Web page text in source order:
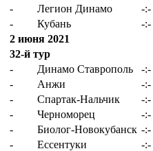
-
Легион Динамо -:-
-
Кубань -:-
2 июня 2021
32-й тур
-
Динамо Ставрополь -:-
-
Анжи -:-
-
Спартак-Нальчик -:-
-
Черноморец -:-
-
Биолог-Новокубанск -:-
-
Ессентуки -:-